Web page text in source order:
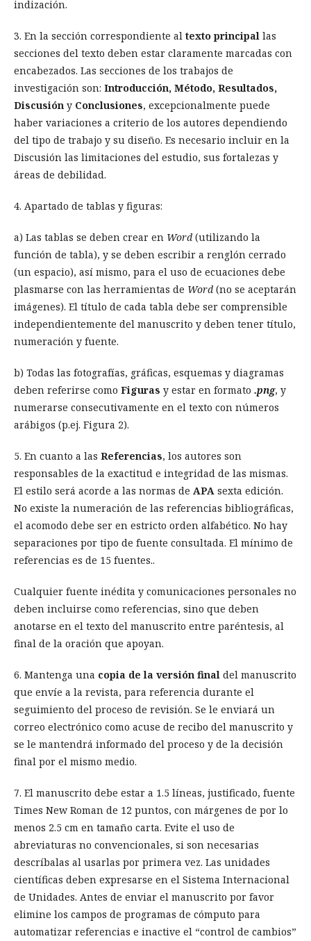
indización.
3. En la sección correspondiente al texto principal las
secciones del texto deben estar claramente marcadas con
encabezados. Las secciones de los trabajos de
investigación son: Introducción, Método, Resultados,
Discusión y Conclusiones, excepcionalmente puede
haber variaciones a criterio de los autores dependiendo
del tipo de trabajo y su diseño. Es necesario incluir en la
Discusión las limitaciones del estudio, sus fortalezas y
áreas de debilidad.
4. Apartado de tablas y figuras:
a) Las tablas se deben crear en Word (utilizando la
función de tabla), y se deben escribir a renglón cerrado
(un espacio), así mismo, para el uso de ecuaciones debe
plasmarse con las herramientas de Word (no se aceptarán
imágenes). El título de cada tabla debe ser comprensible
independientemente del manuscrito y deben tener título,
numeración y fuente.
b) Todas las fotografías, gráficas, esquemas y diagramas
deben referirse como Figuras y estar en formato .png, y
numerarse consecutivamente en el texto con números
arábigos (p.ej. Figura 2).
5. En cuanto a las Referencias, los autores son
responsables de la exactitud e integridad de las mismas.
El estilo será acorde a las normas de APA sexta edición.
No existe la numeración de las referencias bibliográficas,
el acomodo debe ser en estricto orden alfabético. No hay
separaciones por tipo de fuente consultada. El mínimo de
referencias es de 15 fuentes..
Cualquier fuente inédita y comunicaciones personales no
deben incluirse como referencias, sino que deben
anotarse en el texto del manuscrito entre paréntesis, al
final de la oración que apoyan.
6. Mantenga una copia de la versión final del manuscrito
que envíe a la revista, para referencia durante el
seguimiento del proceso de revisión. Se le enviará un
correo electrónico como acuse de recibo del manuscrito y
se le mantendrá informado del proceso y de la decisión
final por el mismo medio.
7. El manuscrito debe estar a 1.5 líneas, justificado, fuente
Times New Roman de 12 puntos, con márgenes de por lo
menos 2.5 cm en tamaño carta. Evite el uso de
abreviaturas no convencionales, si son necesarias
descríbalas al usarlas por primera vez. Las unidades
científicas deben expresarse en el Sistema Internacional
de Unidades. Antes de enviar el manuscrito por favor
elimine los campos de programas de cómputo para
automatizar referencias e inactive el “control de cambios”